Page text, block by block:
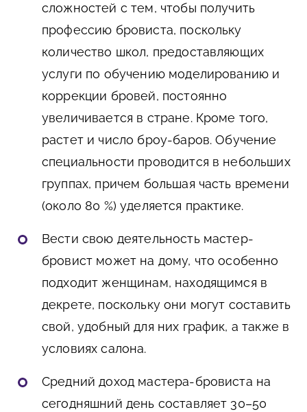
сложностей с тем, чтобы получить
профессию бровиста, поскольку
количество школ, предоставляющих
услуги по обучению моделированию и
коррекции бровей, постоянно
увеличивается в стране. Кроме того,
растет и число броу-баров. Обучение
специальности проводится в небольших
группах, причем большая часть времени
(около 80 %) уделяется практике.
Вести свою деятельность мастер-
бровист может на дому, что особенно
подходит женщинам, находящимся в
декрете, поскольку они могут составить
свой, удобный для них график, а также в
условиях салона.
Средний доход мастера-бровиста на
сегодняшний день составляет 30–50